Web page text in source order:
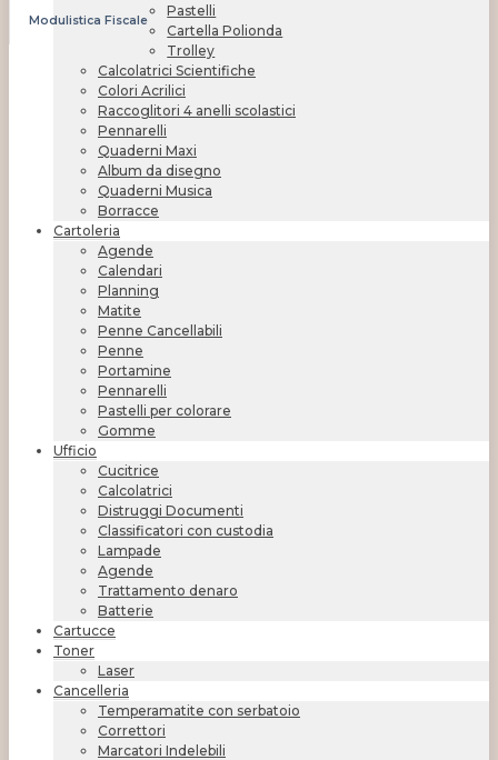
Modulistica Fiscale
Pastelli
Cartella Polionda
Trolley
Calcolatrici Scientifiche
Colori Acrilici
Raccoglitori 4 anelli scolastici
Pennarelli
Quaderni Maxi
Album da disegno
Quaderni Musica
Borracce
Cartoleria
Agende
Calendari
Planning
Matite
Penne Cancellabili
Penne
Portamine
Pennarelli
Pastelli per colorare
Gomme
Ufficio
Cucitrice
Calcolatrici
Distruggi Documenti
Classificatori con custodia
Lampade
Agende
Trattamento denaro
Batterie
Cartucce
Toner
Laser
Cancelleria
Temperamatite con serbatoio
Correttori
Marcatori Indelebili